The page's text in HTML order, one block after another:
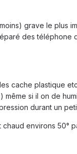
grave le plus
des téléphone
cache plastique
si il on de
durant un
environs 50°